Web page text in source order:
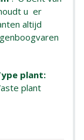
u er
altijd
plant:
plant